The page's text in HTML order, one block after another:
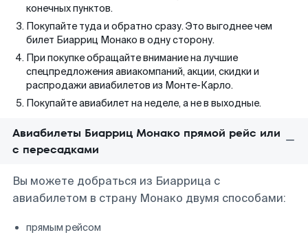
конечных пунктов.
Покупайте туда и обратно сразу. Это выгоднее чем
билет Биарриц Монако в одну сторону.
При покупке обращайте внимание на лучшие
спецпредложения авиакомпаний, акции, скидки и
распродажи авиабилетов из Монте-Карло.
Покупайте авиабилет на неделе, а не в выходные.
Авиабилеты Биарриц Монако прямой рейс или
с пересадками
Вы можете добраться из Биаррица с
авиабилетом в страну Монако двумя способами:
прямым рейсом